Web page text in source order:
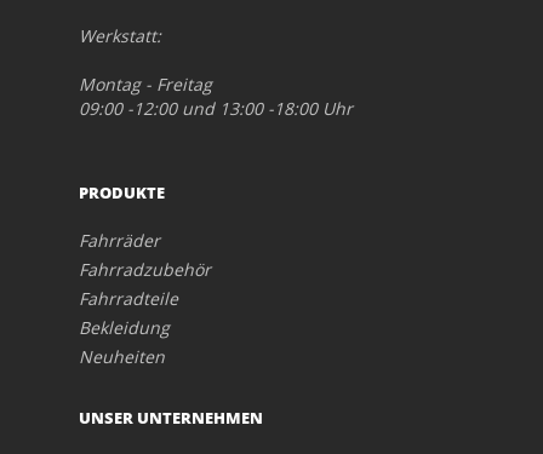
Werkstatt:
Montag - Freitag
09:00 -12:00 und 13:00 -18:00 Uhr
PRODUKTE
Fahrräder
Fahrradzubehör
Fahrradteile
Bekleidung
Neuheiten
UNSER UNTERNEHMEN